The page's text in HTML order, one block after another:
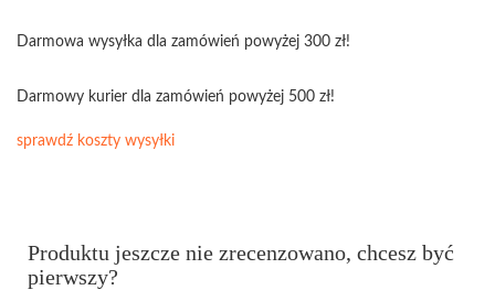
Darmowa wysyłka dla zamówień powyżej 300 zł!
Darmowy kurier dla zamówień powyżej 500 zł!
sprawdź koszty wysyłki
Produktu jeszcze nie zrecenzowano, chcesz być
pierwszy?